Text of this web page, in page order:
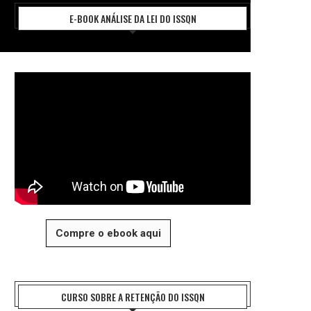
E-BOOK ANÁLISE DA LEI DO ISSQN
Compre o ebook aqui
CURSO SOBRE A RETENÇÃO DO ISSQN